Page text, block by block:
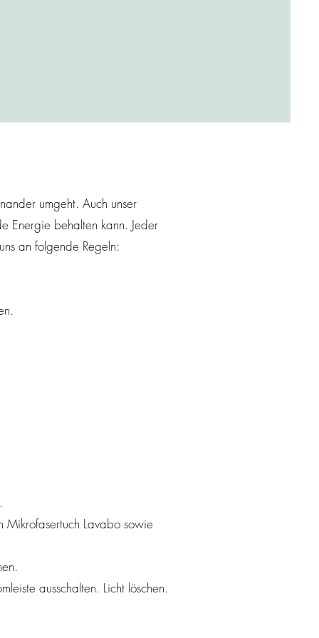
umgeht. Auch unser
Energie behalten kann. Jeder
an folgende Regeln:
Mikrofasertuch Lavabo sowie
ausschalten. Licht löschen.